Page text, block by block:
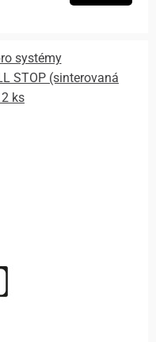
systémy
STOP (sinterovaná
ks